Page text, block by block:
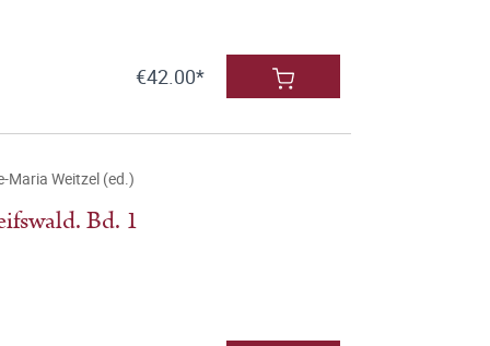
€42.00*
Maria Weitzel (ed.)
Bd. 1